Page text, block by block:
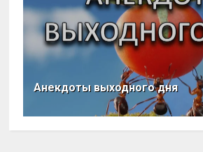
Анекдоты выходного дня